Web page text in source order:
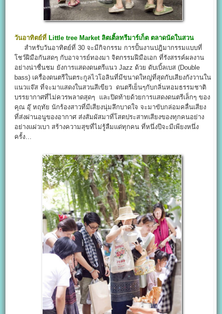
วันอาทิตย์ที่ Little tree Market ลิตเติ้ลทรีมาร์เก็ต ตลาดนัดในสวน
สำหรับวันอาทิตย์ที่ 30 จะมีกิจกรรม การปั้นงานปฎิมากรรมแบบที่
โชว์ฝีมือกันสดๆ กับอาจารย์ทองมา จิตกรรมฝีมือเอก ที่รังสรรค์ผลงาน
อย่างน่าชื่นชม ยังการแสดงดนตรีแนว Jazz ด้วย ดับเบิ้ลเบส (Double
bass) เครื่องดนตรีในตระกูลไวโอลินที่มีขนาดใหญ่ที่สุดกับเสียงกังวานใน
แนวแจ๊ส ที่จะมาแสดงในสวนสีเขียว ดนตรีเย็นๆกับกลิ่นหอมธรรมชาติ
บรรยากาศที่ไม่ควรพลาดสุดๆ และปิดท้ายด้วยการแสดงดนตรีเล็กๆ ของ
คุณ อุ๊ หฤทัย นักร้องสาวที่มีเสียงนุ่มลึกบาดใจ จะมาขับกล่อมคลื่นเสียง
ที่ส่งผ่านอนูของอากาศ ส่งสัมผัสมาที่โสตประสาทเสียงของทุกคนอย่าง
อย่างแผ่วเบา สร้างความสุขที่ไม่รู้ลืมแด่ทุกคน ที่หนึ่งปีจะมีเพียงหนึ่ง
ครั้ง…